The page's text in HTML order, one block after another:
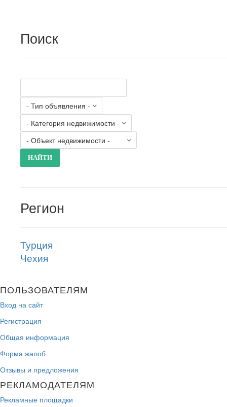
Поиск
Регион
Турция
Чехия
ПОЛЬЗОВАТЕЛЯМ
Вход на сайт
Регистрация
Общая информация
Форма жалоб
Отзывы и предложения
РЕКЛАМОДАТЕЛЯМ
Рекламные площадки